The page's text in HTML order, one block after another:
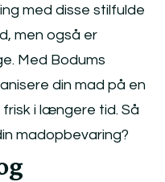
med disse stilfulde
men også er
Med Bodums
din mad på en
i længere tid. Så
madopbevaring?